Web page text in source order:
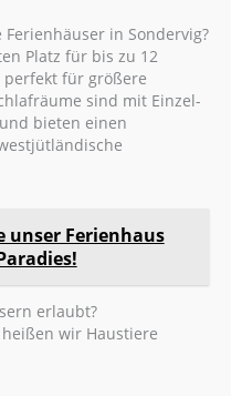
in Sondervig?
Platz für bis zu 12
perfekt für größere
sind mit Einzel-
bieten einen
unser Ferienhaus
erlaubt?
wir Haustiere